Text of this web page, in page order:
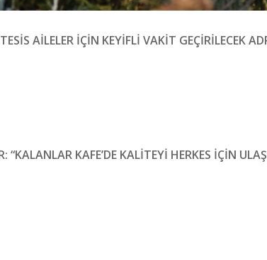
AİLELER İÇİN KEYİFLİ VAKİT GEÇİRİLECEK
“KALANLAR KAFE’DE KALİTEYİ HERKES İÇİN